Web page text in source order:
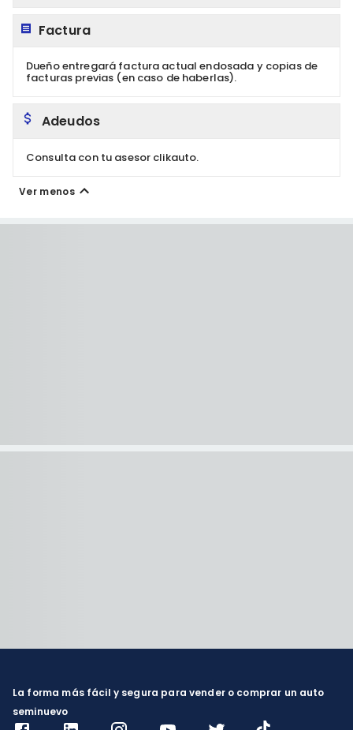
Factura
Dueño entregará factura actual endosada y copias de
facturas previas (en caso de haberlas).
Adeudos
Consulta con tu asesor clikauto.
Ver menos
La forma más fácil y segura para vender o comprar un auto
seminuevo